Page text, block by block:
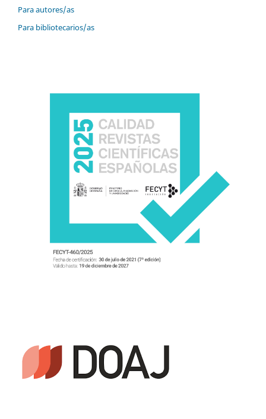
Para autores/as
Para bibliotecarios/as